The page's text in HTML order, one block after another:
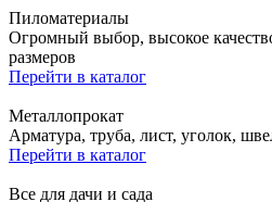
Пиломатериалы
Огромный выбор, высокое
размеров
Перейти в каталог
Металлопрокат
Арматура, труба, лист, уголок,
Перейти в каталог
Все для дачи и сада